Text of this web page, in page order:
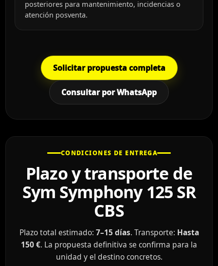
posteriores para mantenimiento, incidencias o
atención posventa.
Solicitar propuesta completa
Consultar por WhatsApp
CONDICIONES DE ENTREGA
Plazo y transporte de
Sym Symphony 125 SR
CBS
Plazo total estimado: 7–15 días. Transporte: Hasta
150 €. La propuesta definitiva se confirma para la
unidad y el destino concretos.